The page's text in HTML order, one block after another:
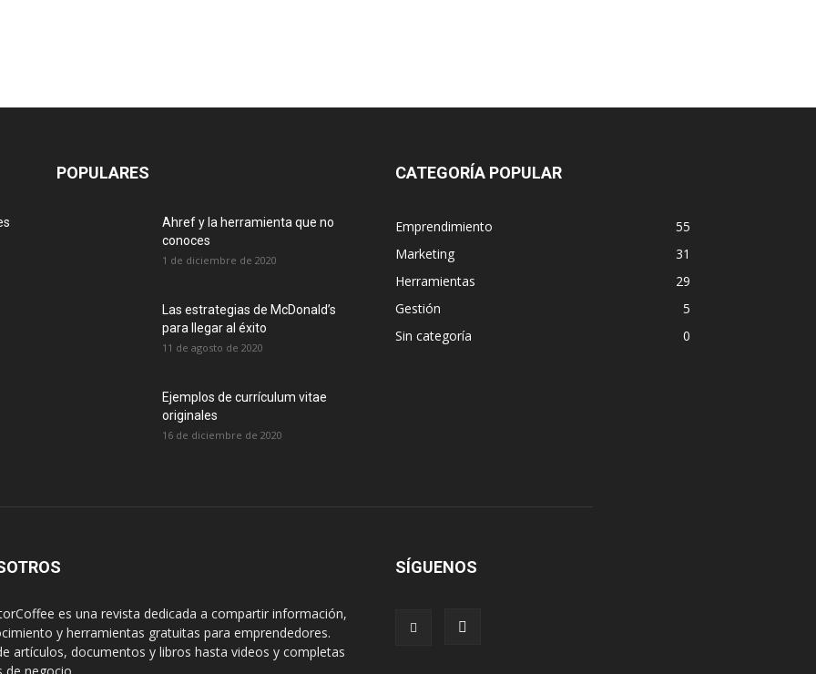
POPULARES
Ahref y la herramienta que no
conoces
1 de diciembre de 2020
Las estrategias de McDonald’s
para llegar al éxito
11 de agosto de 2020
Ejemplos de currículum vitae
originales
16 de diciembre de 2020
CATEGORÍA POPULAR
Emprendimiento
55
Marketing
31
Herramientas
29
Gestión
5
Sin categoría
0
es una revista dedicada a compartir información,
y herramientas gratuitas para emprendedores.
artículos, documentos y libros hasta videos y completas
SÍGUENOS